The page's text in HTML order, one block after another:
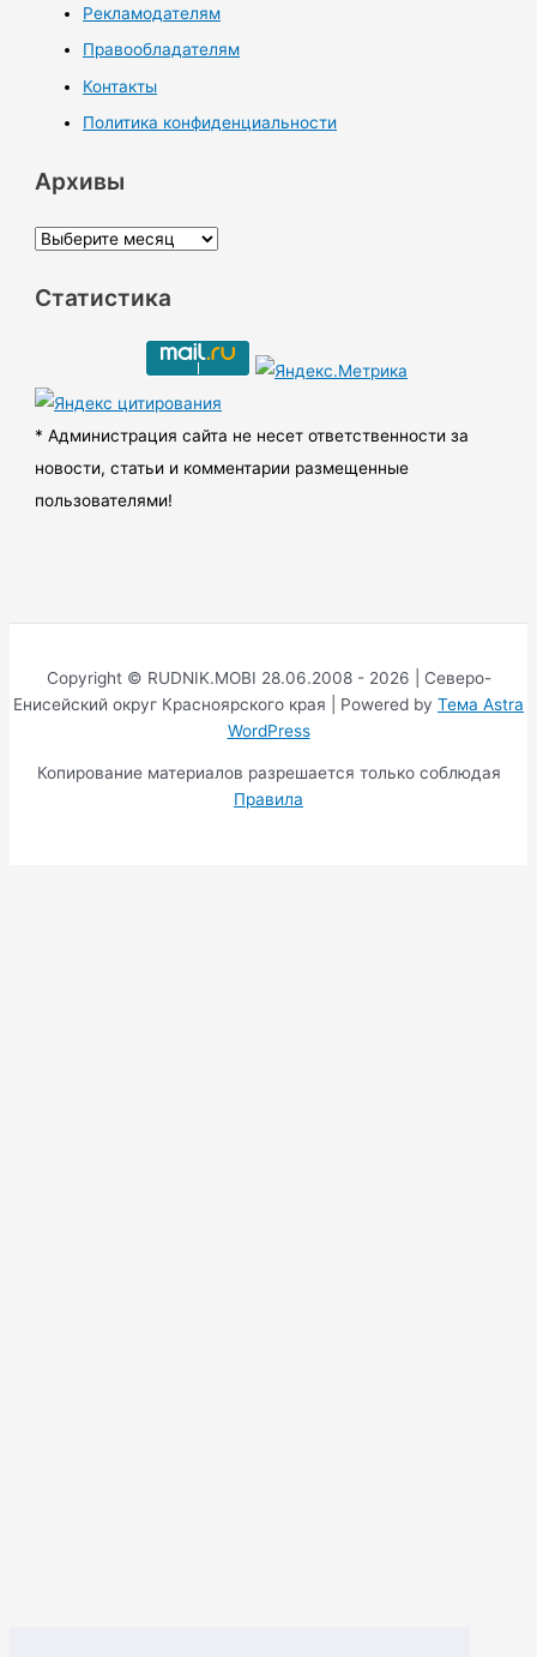
Рекламодателям
Правообладателям
Контакты
Политика конфиденциальности
Архивы
А
х
ы
Статистика
* Администрация сайта не несет ответственности за
новости, статьи и комментарии размещенные
пользователями!
Copyright © RUDNIK.MOBI 28.06.2008 - 2026 | Северо-
Енисейский округ Красноярского края | Powered by Тема Astra
WordPress
Копирование материалов разрешается только соблюдая
Правила